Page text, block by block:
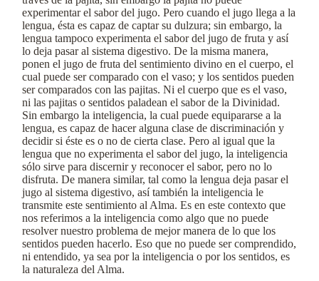
experimentar el sabor del jugo. Pero cuando el jugo llega a la
lengua, ésta es capaz de captar su dulzura; sin embargo, la
lengua tampoco experimenta el sabor del jugo de fruta y así
lo deja pasar al sistema digestivo. De la misma manera,
ponen el jugo de fruta del sentimiento divino en el cuerpo, el
cual puede ser comparado con el vaso; y los sentidos pueden
ser comparados con las pajitas. Ni el cuerpo que es el vaso,
ni las pajitas o sentidos paladean el sabor de la Divinidad.
Sin embargo la inteligencia, la cual puede equipararse a la
lengua, es capaz de hacer alguna clase de discriminación y
decidir si éste es o no de cierta clase. Pero al igual que la
lengua que no experimenta el sabor del jugo, la inteligencia
sólo sirve para discernir y reconocer el sabor, pero no lo
disfruta. De manera similar, tal como la lengua deja pasar el
jugo al sistema digestivo, así también la inteligencia le
transmite este sentimiento al Alma. Es en este contexto que
nos referimos a la inteligencia como algo que no puede
resolver nuestro problema de mejor manera de lo que los
sentidos pueden hacerlo. Eso que no puede ser comprendido,
ni entendido, ya sea por la inteligencia o por los sentidos, es
la naturaleza del Alma.